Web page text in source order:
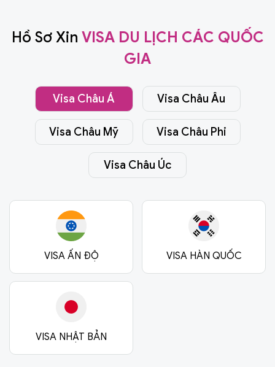
Hồ Sơ Xin VISA DU LỊCH CÁC QUỐC
GIA
Visa Châu Á Visa Châu Âu
Visa Châu Mỹ Visa Châu Phi
Visa Châu Úc
VISA ẤN ĐỘ VISA HÀN QUỐC
VISA NHẬT BẢN